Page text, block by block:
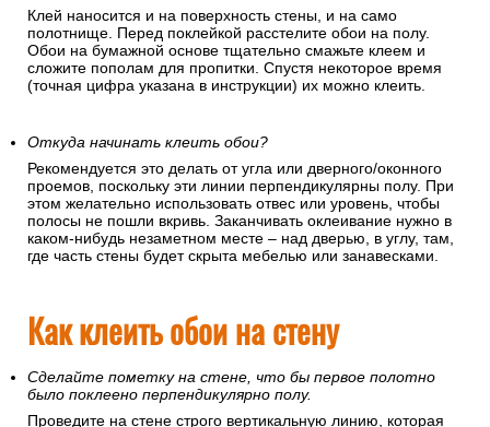
Клей наносится и на поверхность стены, и на само
полотнище. Перед поклейкой расстелите обои на полу.
Обои на бумажной основе тщательно смажьте клеем и
сложите пополам для пропитки. Спустя некоторое время
(точная цифра указана в инструкции) их можно клеить.
Откуда начинать клеить обои?
Рекомендуется это делать от угла или дверного/оконного
проемов, поскольку эти линии перпендикулярны полу. При
этом желательно использовать отвес или уровень, чтобы
полосы не пошли вкривь. Заканчивать оклеивание нужно в
каком-нибудь незаметном месте – над дверью, в углу, там,
где часть стены будет скрыта мебелью или занавесками.
Как клеить обои на стену
Сделайте пометку на стене, что бы первое полотно
было поклеено перпендикулярно полу.
Проведите на стене строго вертикальную линию, которая